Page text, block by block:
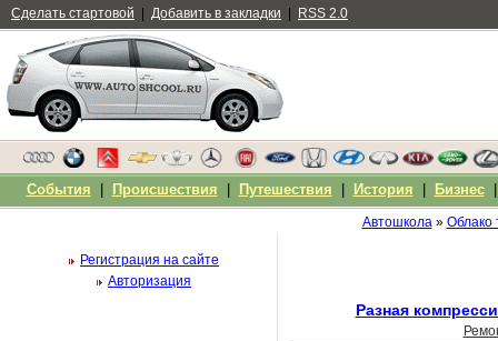
Автошкола» Облако
Разная
Регистрация на сайте
Авторизация
Сделать стартовой Добавить в закладки RSS 2.0
События Происшествия Путешествия История Бизнес